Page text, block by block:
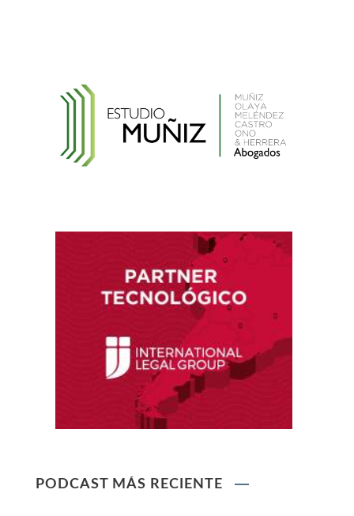
Reglamento de la Ley N° 30024, que crea el
Registro Nacional de Historias Clínicas
Ley que protege a la madre trabajadora
contra el despido arbitrario
Ley que modifica el TUO de la Ley del Sistema
PODCAST MÁS RECIENTE